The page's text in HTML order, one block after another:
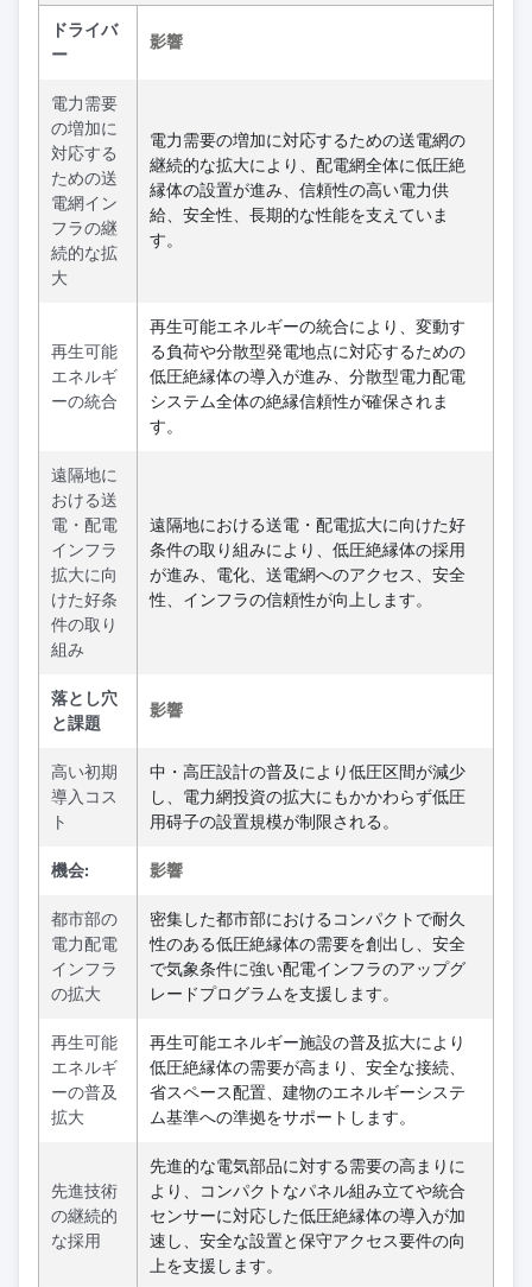
ドライバ
ー
影響
電力需要
の増加に
対応する
ための送
電網イン
フラの継
続的な拡
大
電力需要の増加に対応するための送電網の
継続的な拡大により、配電網全体に低圧絶
縁体の設置が進み、信頼性の高い電力供
給、安全性、長期的な性能を支えていま
す。
再生可能
エネルギ
ーの統合
再生可能エネルギーの統合により、変動す
る負荷や分散型発電地点に対応するための
低圧絶縁体の導入が進み、分散型電力配電
システム全体の絶縁信頼性が確保されま
す。
遠隔地に
おける送
電・配電
インフラ
拡大に向
けた好条
件の取り
組み
遠隔地における送電・配電拡大に向けた好
条件の取り組みにより、低圧絶縁体の採用
が進み、電化、送電網へのアクセス、安全
性、インフラの信頼性が向上します。
落とし穴
と課題
影響
高い初期
導入コス
ト
中・高圧設計の普及により低圧区間が減少
し、電力網投資の拡大にもかかわらず低圧
用碍子の設置規模が制限される。
機会: 影響
都市部の
電力配電
インフラ
の拡大
密集した都市部におけるコンパクトで耐久
性のある低圧絶縁体の需要を創出し、安全
で気象条件に強い配電インフラのアップグ
レードプログラムを支援します。
再生可能
エネルギ
ーの普及
拡大
再生可能エネルギー施設の普及拡大により
低圧絶縁体の需要が高まり、安全な接続、
省スペース配置、建物のエネルギーシステ
ム基準への準拠をサポートします。
先進技術
の継続的
な採用
先進的な電気部品に対する需要の高まりに
より、コンパクトなパネル組み立てや統合
センサーに対応した低圧絶縁体の導入が加
速し、安全な設置と保守アクセス要件の向
上を支援します。